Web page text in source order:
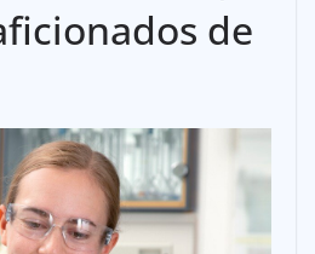
de